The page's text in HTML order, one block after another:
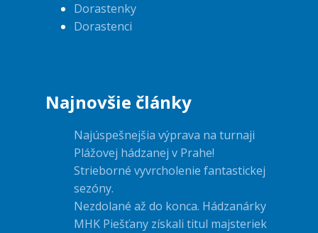
Dorastenky
Dorastenci
Najnovšie články
Najúspešnejšia výprava na turnaji
Plážovej hádzanej v Prahe!
Strieborné vyvrcholenie fantastickej
sezóny.
Nezdolané až do konca. Hádzanárky
MHK Piešťany získali titul majsteriek